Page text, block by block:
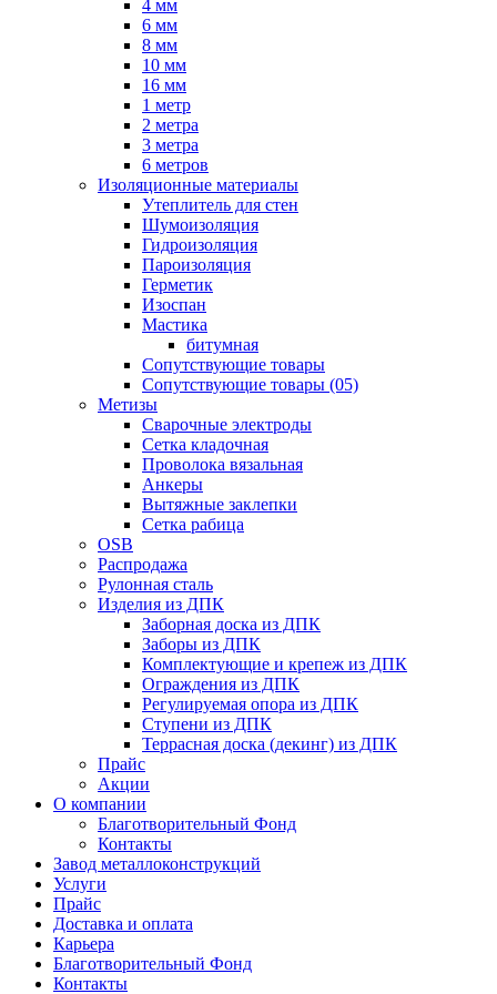
4 мм
6 мм
8 мм
10 мм
16 мм
1 метр
2 метра
3 метра
6 метров
Изоляционные материалы
Утеплитель для стен
Шумоизоляция
Гидроизоляция
Пароизоляция
Герметик
Изоспан
Мастика
битумная
Сопутствующие товары
Сопутствующие товары (05)
Метизы
Сварочные электроды
Сетка кладочная
Проволока вязальная
Анкеры
Вытяжные заклепки
Сетка рабица
OSB
Распродажа
Рулонная сталь
Изделия из ДПК
Заборная доска из ДПК
Заборы из ДПК
Комплектующие и крепеж из ДПК
Ограждения из ДПК
Регулируемая опора из ДПК
Ступени из ДПК
Террасная доска (декинг) из ДПК
Прайс
Акции
О компании
Благотворительный Фонд
Контакты
Завод металлоконструкций
Услуги
Прайс
Доставка и оплата
Карьера
Благотворительный Фонд
Контакты